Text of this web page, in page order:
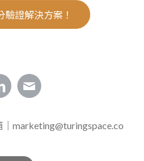
驗證解決方案！
｜marketing@turingspace.co